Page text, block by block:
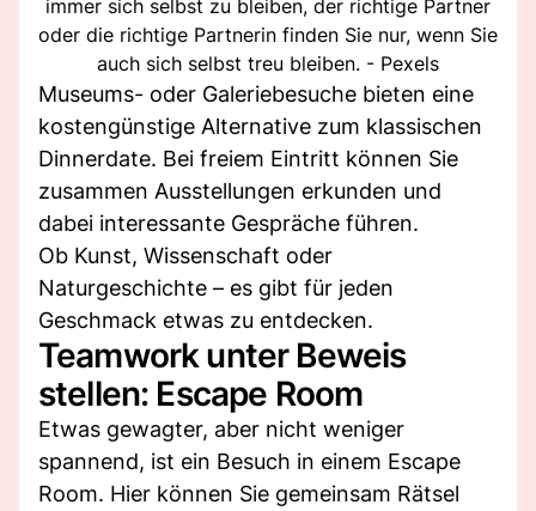
immer sich selbst zu bleiben, der richtige Partner
oder die richtige Partnerin finden Sie nur, wenn Sie
auch sich selbst treu bleiben. - Pexels
Museums- oder Galeriebesuche bieten eine
kostengünstige Alternative zum klassischen
Dinnerdate. Bei freiem Eintritt können Sie
zusammen Ausstellungen erkunden und
dabei interessante Gespräche führen.
Ob Kunst, Wissenschaft oder
Naturgeschichte – es gibt für jeden
Geschmack etwas zu entdecken.
Teamwork unter Beweis
stellen: Escape Room
Etwas gewagter, aber nicht weniger
spannend, ist ein Besuch in einem Escape
Room. Hier können Sie gemeinsam Rätsel